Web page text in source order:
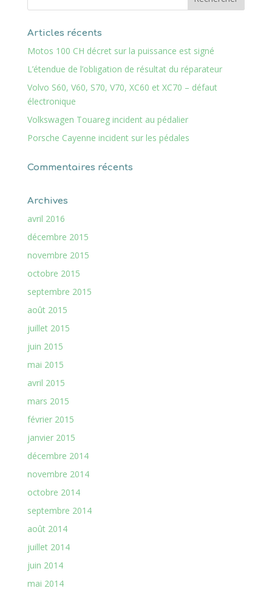
Articles récents
Motos 100 CH décret sur la puissance est signé
L’étendue de l’obligation de résultat du réparateur
Volvo S60, V60, S70, V70, XC60 et XC70 – défaut
électronique
Volkswagen Touareg incident au pédalier
Porsche Cayenne incident sur les pédales
Commentaires récents
Archives
avril 2016
décembre 2015
novembre 2015
octobre 2015
septembre 2015
août 2015
juillet 2015
juin 2015
mai 2015
avril 2015
mars 2015
février 2015
janvier 2015
décembre 2014
novembre 2014
octobre 2014
septembre 2014
août 2014
juillet 2014
juin 2014
mai 2014